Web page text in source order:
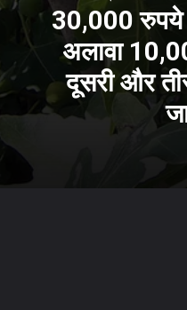
30,000 रुपये
अलावा
दूसरी और